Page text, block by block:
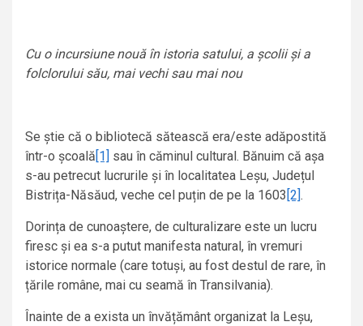
Cu o incursiune nouă în istoria satului, a școlii și a
folclorului său, mai vechi sau mai nou
Se știe că o bibliotecă sătească era/este adăpostită
într-o școală [1]
sau în căminul cultural. Bănuim că așa
s-au petrecut lucrurile și în localitatea Leșu, Județul
Bistrița-Năsăud, veche cel puțin de pe la 1603 [2] .
Dorința de cunoaștere, de culturalizare este un lucru
firesc și ea s-a putut manifesta natural, în vremuri
istorice normale (care totuși, au fost destul de rare, în
țările române, mai cu seamă în Transilvania).
Înainte de a exista un învățământ organizat la Leșu,